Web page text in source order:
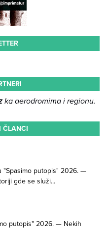
ka aerodromima i regionu.
ČLANCI
"Spasimo putopis" 2026. —
gde se služi...
putopis" 2026. — Nekih